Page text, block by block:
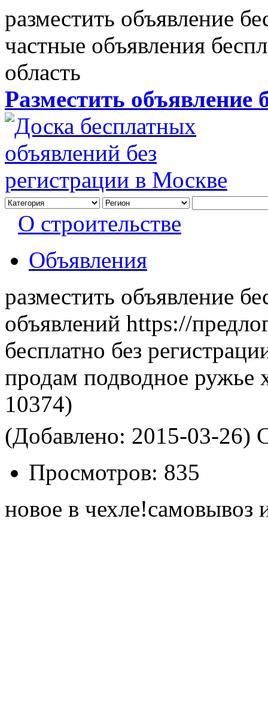
разместить объявление
частные объявления
область
Разместить объявление
О строительстве
Объявления
разместить объявление
объявлений https://
бесплатно без
продам подводное ружье
10374)
(Добавлено: 2015-03-26)
Просмотров: 835
новое в чехле!самовывоз